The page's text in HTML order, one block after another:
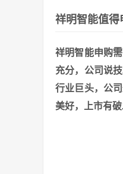
祥明智能值得
祥明智能申购
充分，公司说
行业巨头，公
美好，上市有